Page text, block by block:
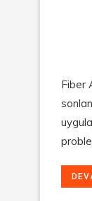
Fiber